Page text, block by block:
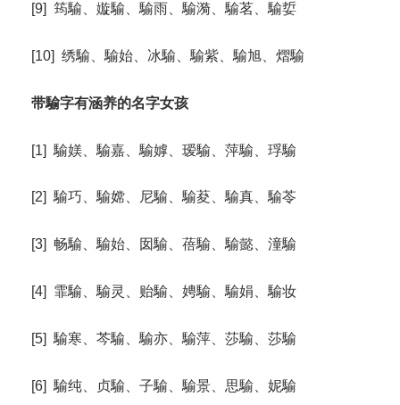
[9] 筠騟、嫙騟、騟雨、騟漪、騟茗、騟娎
[10] 绣騟、騟始、冰騟、騟紫、騟旭、熠騟
带騟字有涵养的名字女孩
[1] 騟媄、騟嘉、騟嫭、瑷騟、萍騟、琈騟
[2] 騟巧、騟嫦、尼騟、騟荾、騟真、騟苓
[3] 畅騟、騟始、囡騟、蓓騟、騟懿、潼騟
[4] 霏騟、騟灵、贻騟、娉騟、騟娟、騟妆
[5] 騟寒、芩騟、騟亦、騟萍、莎騟、莎騟
[6] 騟纯、贞騟、子騟、騟景、思騟、妮騟